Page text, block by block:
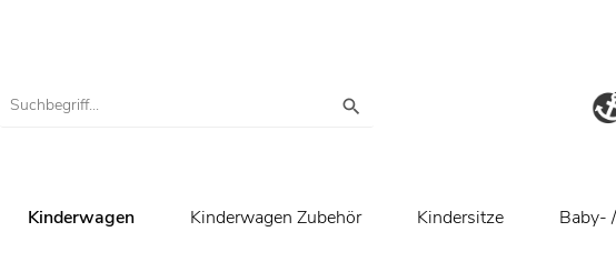
Kinderwagen Kinderwagen Zubehör Kindersitze Baby-